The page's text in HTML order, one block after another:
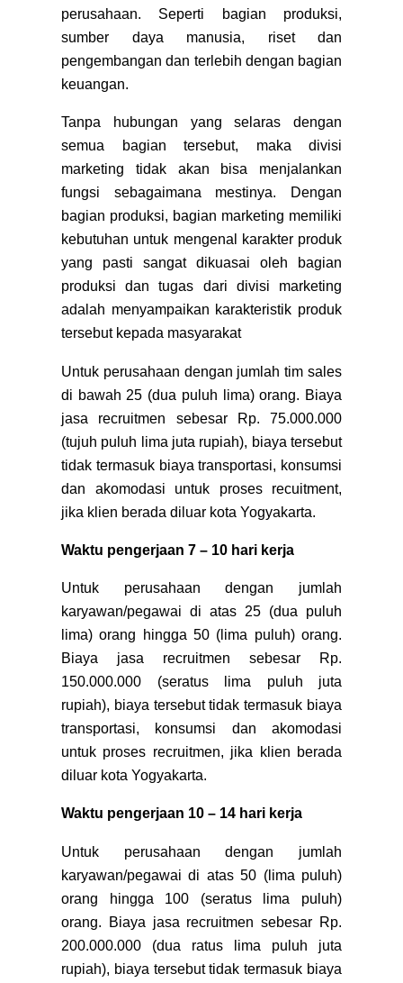
perusahaan. Seperti bagian produksi,
sumber daya manusia, riset dan
pengembangan dan terlebih dengan bagian
keuangan.
Tanpa hubungan yang selaras dengan
semua bagian tersebut, maka divisi
marketing tidak akan bisa menjalankan
fungsi sebagaimana mestinya. Dengan
bagian produksi, bagian marketing memiliki
kebutuhan untuk mengenal karakter produk
yang pasti sangat dikuasai oleh bagian
produksi dan tugas dari divisi marketing
adalah menyampaikan karakteristik produk
tersebut kepada masyarakat
Untuk perusahaan dengan jumlah tim sales
di bawah 25 (dua puluh lima) orang. Biaya
jasa recruitmen sebesar Rp. 75.000.000
(tujuh puluh lima juta rupiah), biaya tersebut
tidak termasuk biaya transportasi, konsumsi
dan akomodasi untuk proses recuitment,
jika klien berada diluar kota Yogyakarta.
Waktu pengerjaan 7 – 10 hari kerja
Untuk perusahaan dengan jumlah
karyawan/pegawai di atas 25 (dua puluh
lima) orang hingga 50 (lima puluh) orang.
Biaya jasa recruitmen sebesar Rp.
150.000.000 (seratus lima puluh juta
rupiah), biaya tersebut tidak termasuk biaya
transportasi, konsumsi dan akomodasi
untuk proses recruitmen, jika klien berada
diluar kota Yogyakarta.
Waktu pengerjaan 10 – 14 hari kerja
Untuk perusahaan dengan jumlah
karyawan/pegawai di atas 50 (lima puluh)
orang hingga 100 (seratus lima puluh)
orang. Biaya jasa recruitmen sebesar Rp.
200.000.000 (dua ratus lima puluh juta
rupiah), biaya tersebut tidak termasuk biaya